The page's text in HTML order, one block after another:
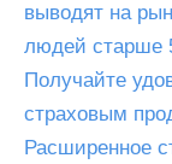
выводят на
людей старше
Получайте
страховым
Расширенное